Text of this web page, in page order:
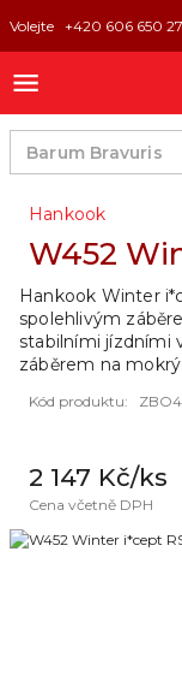
Volejte +420 606 650
Hankook
W452
Kód produktu:
2 147 Kč/ks
Cena včetně DPH
Hankook Winter
spolehlivým
stabilními jízdními
záběrem na